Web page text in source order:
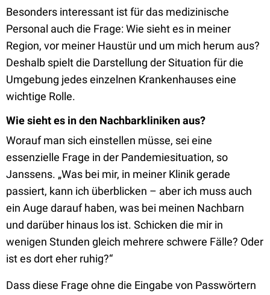
Besonders interessant ist für das medizinische
Personal auch die Frage: Wie sieht es in meiner
Region, vor meiner Haustür und um mich herum aus?
Deshalb spielt die Darstellung der Situation für die
Umgebung jedes einzelnen Krankenhauses eine
wichtige Rolle.
Wie sieht es in den Nachbarkliniken aus?
Worauf man sich einstellen müsse, sei eine
essenzielle Frage in der Pandemiesituation, so
Janssens. „Was bei mir, in meiner Klinik gerade
passiert, kann ich überblicken – aber ich muss auch
ein Auge darauf haben, was bei meinen Nachbarn
und darüber hinaus los ist. Schicken die mir in
wenigen Stunden gleich mehrere schwere Fälle? Oder
ist es dort eher ruhig?“
Dass diese Frage ohne die Eingabe von Passwörtern